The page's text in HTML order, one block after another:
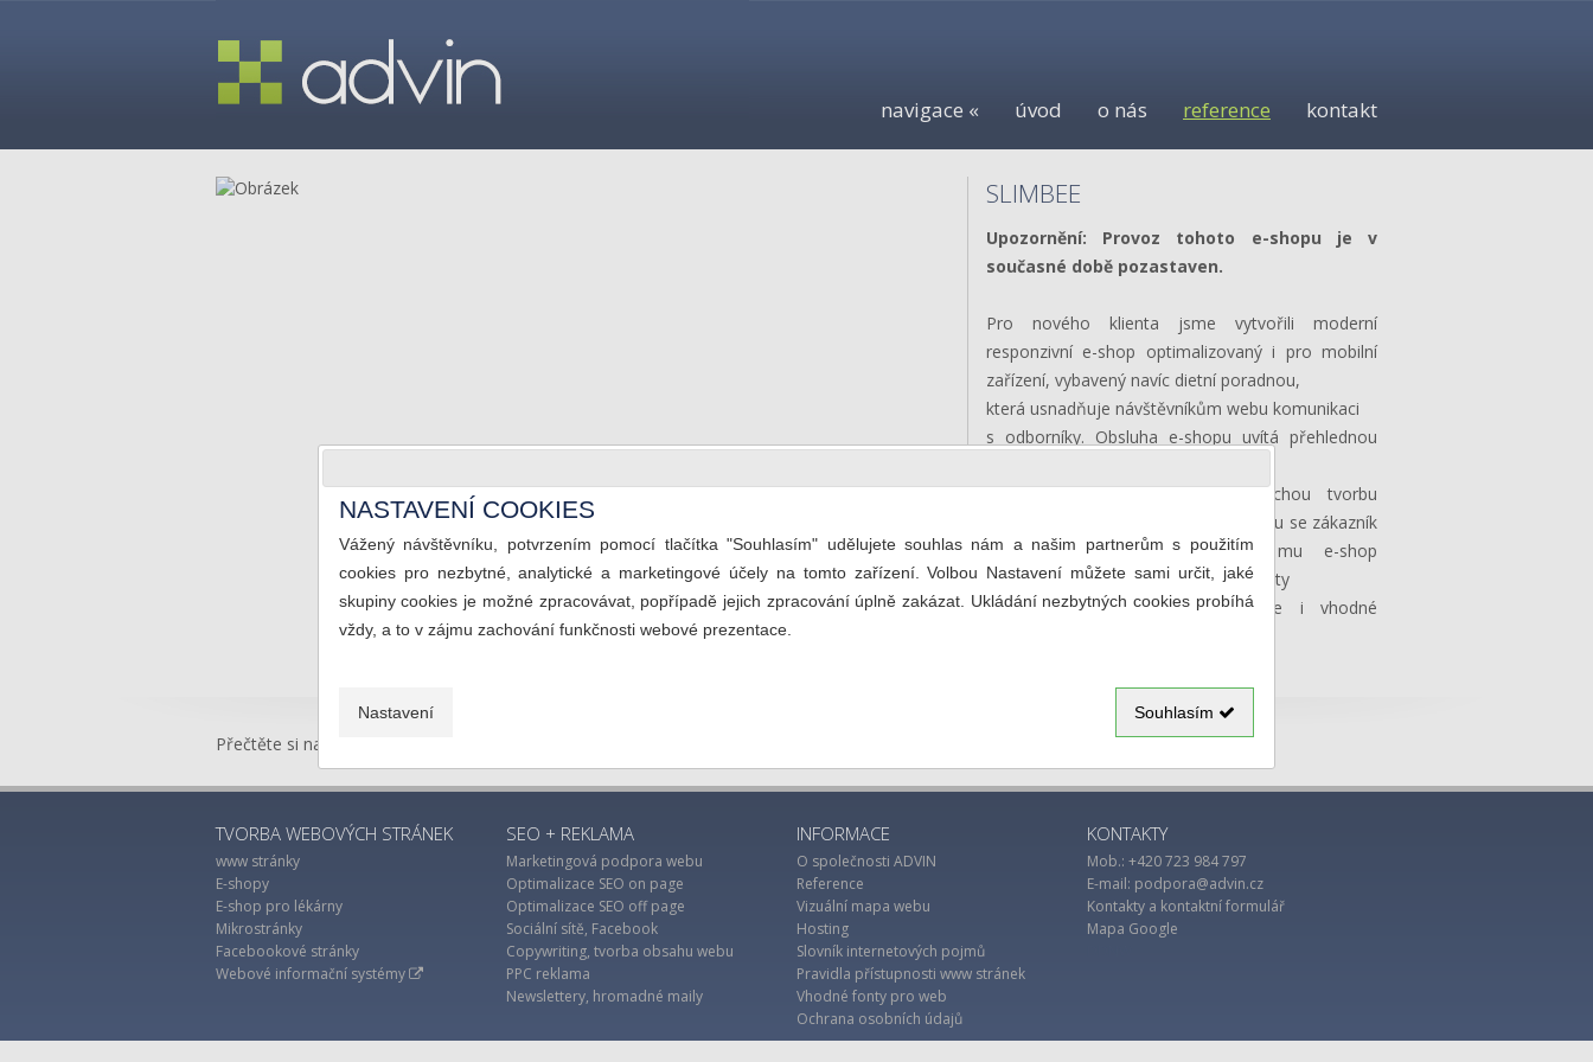
kontakt
reference
o nás
úvod
navigace «
SLIMBEE
Upozornění: Provoz tohoto e-shopu je v
současné době pozastaven.
Pro nového klienta jsme vytvořili moderní
responzivní e-shop optimalizovaný i pro mobilní
zařízení, vybavený navíc dietní poradnou,
která usnadňuje návštěvníkům webu komunikaci
s odborníky. Obsluha e-shopu uvítá přehlednou
do reklamního slideru i jednoduchou tvorbu
vlastních ručních kategorií. Na e-shopu se zákazník
rychle zorientuje, stejně jako mu e-shop
připomíná poslední prohlížené produkty
a k zakoupenému zboží nabídne i vhodné
Přečtěte si naše
TVORBA WEBOVÝCH STRÁNEK
www stránky
E-shopy
E-shop pro lékárny
Mikrostránky
Facebookové stránky
Webové informační systémy
SEO + REKLAMA
Marketingová podpora webu
Optimalizace SEO on page
Optimalizace SEO off page
Sociální sítě, Facebook
Copywriting, tvorba obsahu webu
PPC reklama
Newslettery, hromadné maily
INFORMACE
O společnosti ADVIN
Reference
Vizuální mapa webu
Hosting
Slovník internetových pojmů
Pravidla přístupnosti www stránek
Vhodné fonty pro web
Ochrana osobních údajů
KONTAKTY
Mob.: +420 723 984 797
E-mail: podpora@advin.cz
Kontakty a kontaktní formulář
Mapa Google
NASTAVENÍ COOKIES
Vážený návštěvníku, potvrzením pomocí tlačítka "Souhlasím" udělujete souhlas nám a našim partnerům s použitím
cookies pro nezbytné, analytické a marketingové účely na tomto zařízení. Volbou Nastavení můžete sami určit, jaké
skupiny cookies je možné zpracovávat, popřípadě jejich zpracování úplně zakázat. Ukládání nezbytných cookies probíhá
vždy, a to v zájmu zachování funkčnosti webové prezentace.
Nastavení Souhlasím